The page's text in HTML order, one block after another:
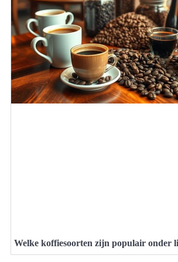
Welke koffiesoorten zijn populair onder